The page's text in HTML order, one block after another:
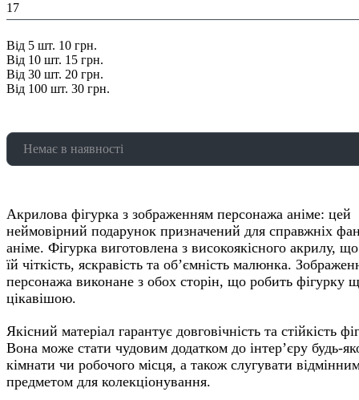
17
Від 5 шт. 10 грн.
Від 10 шт. 15 грн.
Від 30 шт. 20 грн.
Від 100 шт. 30 грн.
Немає в наявності
Акрилова фігурка з зображенням персонажа аніме: цей
неймовірний подарунок призначений для справжніх
аніме. Фігурка виготовлена з високоякісного акрилу,
їй чіткість, яскравість та об’ємність малюнка.
персонажа виконане з обох сторін, що робить фігурку
цікавішою.
Якісний матеріал гарантує довговічність та стійкість
Вона може стати чудовим додатком до інтер’єру будь-
кімнати чи робочого місця, а також слугувати
предметом для колекціонування.